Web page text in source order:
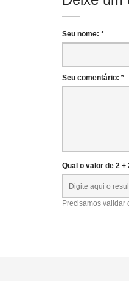
Seu nome: *
Seu comentário: *
Qual o valor de 2 +
Precisamos validar